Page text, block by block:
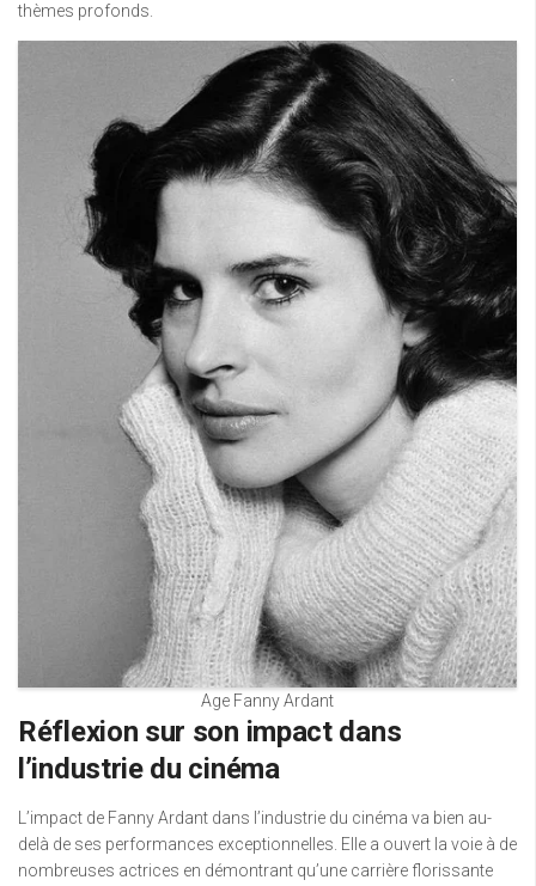
thèmes profonds.
Age Fanny Ardant
Réflexion sur son impact dans
l’industrie du cinéma
L’impact de Fanny Ardant dans l’industrie du cinéma va bien au-
delà de ses performances exceptionnelles. Elle a ouvert la voie à de
nombreuses actrices en démontrant qu’une carrière florissante